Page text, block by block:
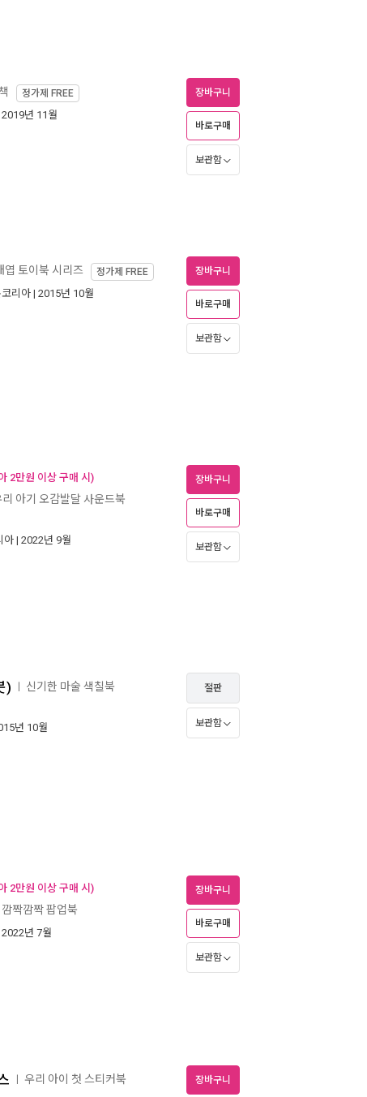
정가제 FREE
2019년 11월
장바구니
바로구매
보관함
엽 토이북 시리즈 정가제 FREE
리아| 2015년 10월
장바구니
바로구매
보관함
2만원 이상 구매 시)
리 아기 오감발달 사운드북
아 | 2022년 9월
장바구니
바로구매
보관함
) 신기한 마술 색칠북
년 10월
절판
보관함
2만원 이상 구매 시)
깜짝깜짝 팝업북
2022년 7월
장바구니
바로구매
보관함
우리 아이 첫 스티커북 장바구니